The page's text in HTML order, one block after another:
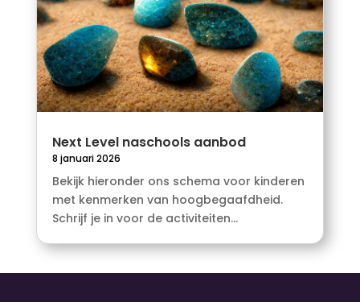
Next Level naschools aanbod
8 januari 2026
Bekijk hieronder ons schema voor kinderen
met kenmerken van hoogbegaafdheid.
Schrijf je in voor de activiteiten...